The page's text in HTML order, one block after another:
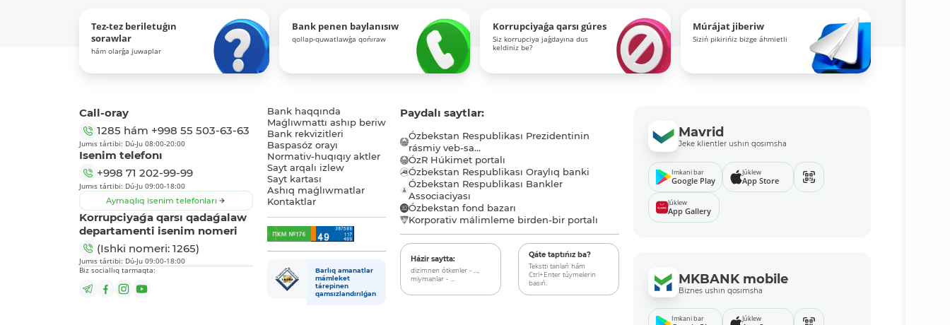
Tez-tez beriletuǵın
sorawlar
hám olarǵa juwaplar
Bank penen baylanısıw
qollap-quwatlawǵa qońıraw
Korrupciyaǵa qarsı gúres
Siz korrupciya jaǵdayına dus
keldiniz be?
Múrájat jiberiw
Siziń pikirińiz bizge áhmietli
Call-oray
1285 hám +998 55 503-63-63
Jumıs tártibi: Dú-Ju 08:00-20:00
Isenim telefonı
+998 71 202-99-99
Jumıs tártibi: Dú-Ju 09:00-18:00
Aymaqlıq isenim telefonları
Korrupciyaǵa qarsı qadaǵalaw
departamenti isenim nomeri
(Ishki nomeri: 1265)
Jumıs tártibi: Dú-Ju 09:00-18:00
Biz sociallıq tarmaqta:
Bank haqqında
Maǵlıwmattı ashıp beriw
Bank rekvizitleri
Baspasóz orayı
Normativ-huqıqıy aktler
Sayt arqalı izlew
Sayt kartası
Ashıq maǵlıwmatlar
Kontaktlar
Barlıq amanatlar
mámleket
tárepinen
qamsızlandırılǵan
Paydalı saytlar:
Ózbekstan Respublikası Prezidentinin
rásmiy veb-sa...
ÓzR Húkimet portalı
Ózbekstan Respublikası Oraylıq banki
Ózbekstan Respublikası Bankler
Associaciyası
Ózbekstan fond bazarı
Korporativ málimleme birden-bir portalı
Házir saytta:
dizimnen ótkenler - ...,
miymanlar - ...
Qáte taptıńız ba?
Tekstti tanlań hám
Ctrl+Enter túymelerin
basıń.
Mavrid
Jeke klientler ushın qosımsha
Imkani bar
Google Play
Júklew
App Store
Júklew
App Gallery
MKBANK mobile
Biznes ushın qosımsha
Imkani bar Júklew